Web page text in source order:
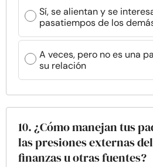
Sí, se alientan y se
pasatiempos de los
A veces, pero no es una
su relación
10. ¿Cómo manejan tus
las presiones externas
finanzas u otras fuentes?